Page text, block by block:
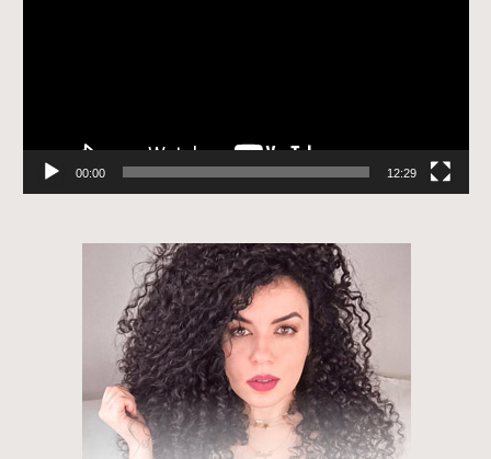
00:00 12:29